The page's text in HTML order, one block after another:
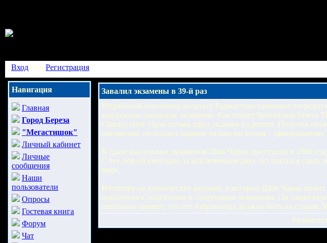
Вход или Регистрация
Навигация
Главная
Город Береза
"Мегастишок"
Личный кабинет
Личные
сообщения
Наши
пользователи
Опросы
Гостевая книга
Форум
Чат
Завалил экзамены в 39-й раз
Индийский пенсионер из штата Раджастхан провалил
выпускные школьные экзамены. Как пишет британская газета
Charan) смог сдать только один экзамен из десяти. Получив
предметам, он осилил задание только по хинди -
К сдаче выпускных экзаменов Шив Чаран приступил в 1969
С тех пор он ежегодно за исключением двух лет пытался сдать
мире.
Несмотря на хронические неудачи, в которых Шив Чаран винит
приступил к подготовке к следующим экзаменам. Он также
школьник уверяет, что его избранница должна быть не старше